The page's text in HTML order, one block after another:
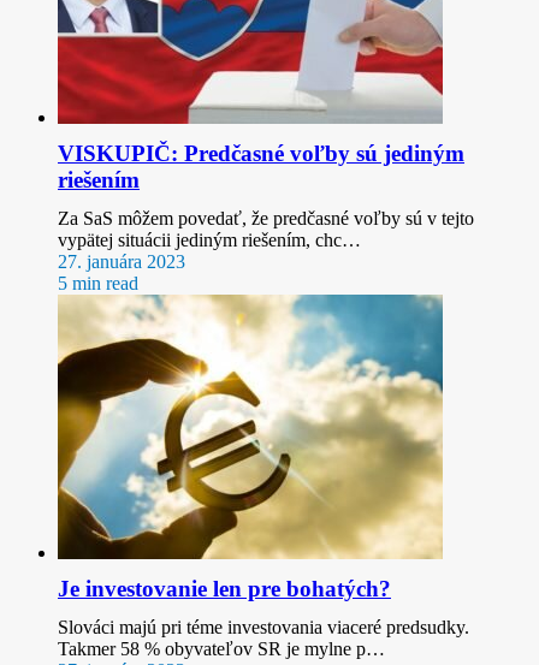
VISKUPIČ: Predčasné voľby sú jediným
riešením
Za SaS môžem povedať, že predčasné voľby sú v tejto
vypätej situácii jediným riešením, chc…
27. januára 2023
5 min read
Je investovanie len pre bohatých?
Slováci majú pri téme investovania viaceré predsudky.
Takmer 58 % obyvateľov SR je mylne p…